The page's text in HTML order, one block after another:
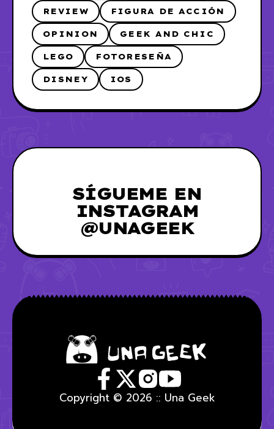
REVIEW FIGURA DE ACCIÓN
OPINION GEEK AND CHIC
LEGO FOTORESEÑA
DISNEY IOS
SÍGUEME EN
INSTAGRAM
@UNAGEEK
Copyright © 2026 :: Una Geek